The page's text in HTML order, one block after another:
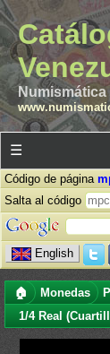
Numismática
☰
Código de página
Salta al código
English
🏠 Monedas
1/4 Real